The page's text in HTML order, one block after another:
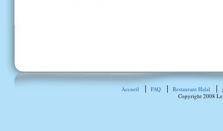
Accueil FAQ Restaurant Halal
Copyright 2008